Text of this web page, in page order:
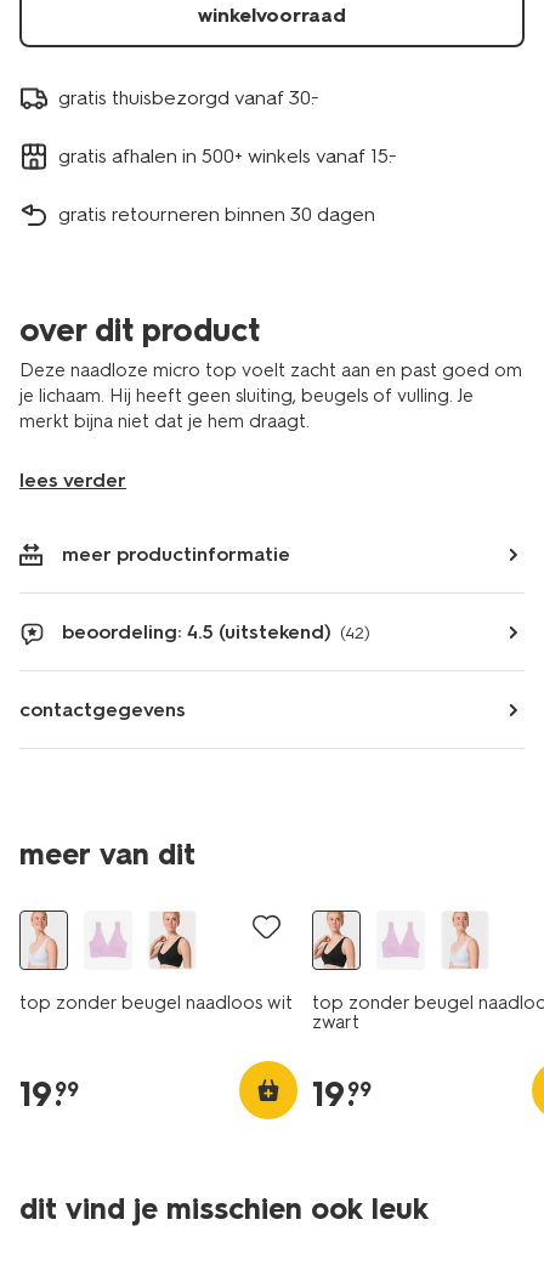
winkelvoorraad
gratis thuisbezorgd vanaf 30.-
gratis afhalen in 500+ winkels vanaf 15.-
gratis retourneren binnen 30 dagen
over dit product
Deze naadloze micro top voelt zacht aan en past goed om
je lichaam. Hij heeft geen sluiting, beugels of vulling. Je
merkt bijna niet dat je hem draagt.
lees verder
meer productinformatie
beoordeling: 4.5 (uitstekend) (42)
contactgegevens
meer van dit
top zonder beugel naadloos wit
19.
99
top zonder beugel
zwart
19.
99
dit vind je misschien ook leuk
40% korting